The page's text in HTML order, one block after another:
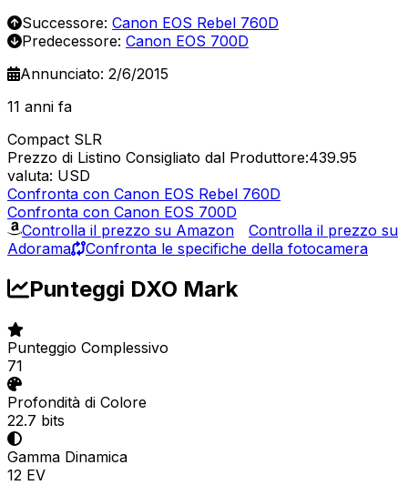
Successore: Canon EOS Rebel 760D
Predecessore: Canon EOS 700D
Annunciato: 2/6/2015
11 anni fa
Compact SLR
Prezzo di Listino Consigliato dal Produttore:439.95
valuta: USD
Confronta con Canon EOS Rebel 760D
Confronta con Canon EOS 700D
Controlla il prezzo su Amazon
Controlla il prezzo su
Adorama
Confronta le specifiche della fotocamera
Punteggi DXO Mark
Punteggio Complessivo
71
Profondità di Colore
22.7 bits
Gamma Dinamica
12 EV